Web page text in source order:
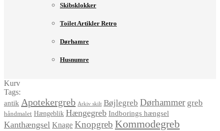
Skibsklokker
Toilet Artikler Retro
Dørhamre
Husnumre
Kurv
Tags:
antik Apotekergreb Arkiv skilt Bøjlegreb Dørhammer greb
håndmalet Hængeblik Hængegreb Indborings hængsel
Kanthængsel Knage Knopgreb Kommodegreb